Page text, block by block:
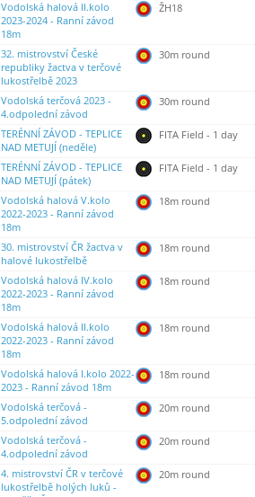
Vodolská halová II.kolo
2023-2024 - Ranní závod
18m
ŽH18
32. mistrovství České
republiky žactva v terčové
lukostřelbě 2023
30m round
Vodolská terčová 2023 -
4.odpolední závod
30m round
TERÉNNÍ ZÁVOD - TEPLICE
NAD METUJÍ (neděle)
FITA Field - 1 day
TERÉNNÍ ZÁVOD - TEPLICE
NAD METUJÍ (pátek)
FITA Field - 1 day
Vodolská halová V.kolo
2022-2023 - Ranní závod
18m
18m round
30. mistrovství ČR žactva v
halové lukostřelbě
18m round
Vodolská halová IV.kolo
2022-2023 - Ranní závod
18m
18m round
Vodolská halová II.kolo
2022-2023 - Ranní závod
18m
18m round
Vodolská halová I.kolo 2022-
2023 - Ranní závod 18m
18m round
Vodolská terčová -
5.odpolední závod
20m round
Vodolská terčová -
4.odpolední závod
20m round
4. mistrovství ČR v terčové
lukostřelbě holých luků -
20m round